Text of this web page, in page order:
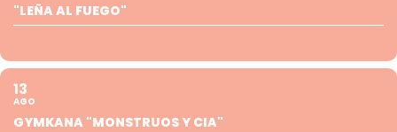
"LEÑA AL FUEGO"
13
AGO
GYMKANA "MONSTRUOS Y CIA"